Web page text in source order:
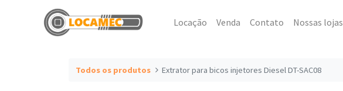
Locação Venda Contato Nossas lojas
Todos os produtos Extrator para bicos injetores Diesel DT-SAC08